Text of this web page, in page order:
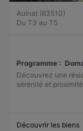
Aulnat (63510)
Du T3 au T5
Programme :
Découvrez une
sérénité et
Découvrir les biens